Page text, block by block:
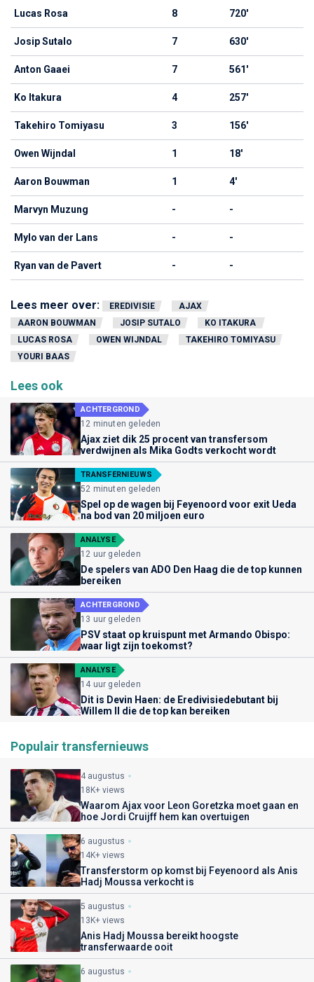
Lucas Rosa 8 720'
Josip Sutalo 7 630'
Anton Gaaei 7 561'
Ko Itakura 4 257'
Takehiro Tomiyasu 3 156'
Owen Wijndal 1 18'
Aaron Bouwman 1 4'
Marvyn Muzung - -
Mylo van der Lans - -
Ryan van de Pavert - -
Lees meer over: EREDIVISIE
AJAX
AARON BOUWMAN
JOSIP SUTALO
KO ITAKURA
LUCAS ROSA
OWEN WIJNDAL
TAKEHIRO TOMIYASU
YOURI BAAS
Lees ook
ACHTERGROND
12 minuten geleden
Ajax ziet dik 25 procent van transfersom
verdwijnen als Mika Godts verkocht wordt
TRANSFERNIEUWS
52 minuten geleden
Spel op de wagen bij Feyenoord voor exit Ueda
na bod van 20 miljoen euro
ANALYSE
12 uur geleden
De spelers van ADO Den Haag die de top kunnen
bereiken
ACHTERGROND
13 uur geleden
PSV staat op kruispunt met Armando Obispo:
waar ligt zijn toekomst?
ANALYSE
14 uur geleden
Dit is Devin Haen: de Eredivisiedebutant bij
Willem II die de top kan bereiken
Populair transfernieuws
4 augustus
18K+ views
Waarom Ajax voor Leon Goretzka moet gaan en
hoe Jordi Cruijff hem kan overtuigen
6 augustus
14K+ views
Transferstorm op komst bij Feyenoord als Anis
Hadj Moussa verkocht is
5 augustus
13K+ views
Anis Hadj Moussa bereikt hoogste
transferwaarde ooit
6 augustus